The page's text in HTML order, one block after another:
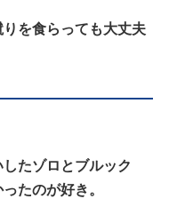
を食らっても大丈夫
たゾロとブルック
たのが好き。